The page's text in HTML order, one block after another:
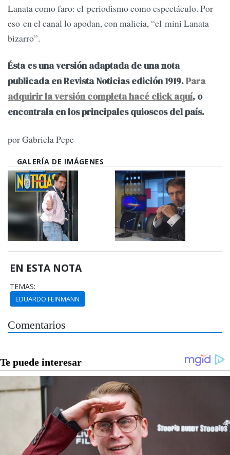
Lanata como faro: el periodismo como espectáculo. Por
eso en el canal lo apodan, con malicia, “el mini Lanata
bizarro”.
Ésta es una versión adaptada de una nota
publicada en Revista Noticias edición 1919.Para
adquirir la versión completa hacé click aquí, o
encontrala en los principales quioscos del país.
por Gabriela Pepe
GALERÍA DE IMÁGENES
EN ESTA NOTA
TEMAS:
EDUARDO FEINMANN
Comentarios